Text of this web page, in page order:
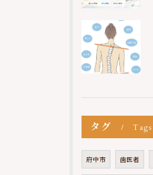
タグ Tags
府中市 歯医者